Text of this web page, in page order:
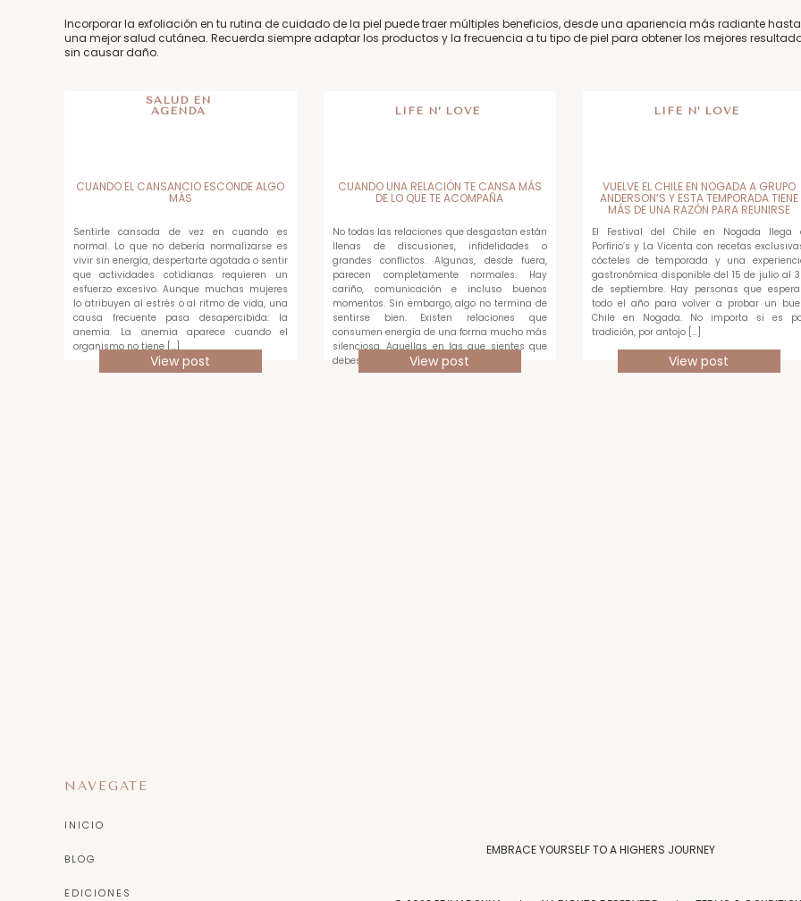
Incorporar la exfoliación en tu rutina de cuidado de la piel puede traer múltiples beneficios, desde una apariencia más radiante hasta
una mejor salud cutánea. Recuerda siempre adaptar los productos y la frecuencia a tu tipo de piel para obtener los mejores
sin causar daño.
SALUD EN
AGENDA
CUANDO EL CANSANCIO ESCONDE ALGO
MÁS
Sentirte cansada de vez en cuando es
normal. Lo que no debería normalizarse es
vivir sin energía, despertarte agotada o sentir
que actividades cotidianas requieren un
esfuerzo excesivo. Aunque muchas mujeres
lo atribuyen al estrés o al ritmo de vida, una
causa frecuente pasa desapercibida: la
anemia. La anemia aparece cuando el
organismo no tiene […]
View post
LIFE N’ LOVE
CUANDO UNA RELACIÓN TE CANSA MÁS
DE LO QUE TE ACOMPAÑA
No todas las relaciones que desgastan están
llenas de discusiones, infidelidades o
grandes conflictos. Algunas, desde fuera,
parecen completamente normales. Hay
cariño, comunicación e incluso buenos
momentos. Sin embargo, algo no termina de
sentirse bien. Existen relaciones que
consumen energía de una forma mucho más
silenciosa. Aquellas en las que sientes que
debes medir cada […]View post
LIFE N’ LOVE
VUELVE EL CHILE EN NOGADA A GRUPO
ANDERSON’S Y ESTA TEMPORADA TIENE
MÁS DE UNA RAZÓN PARA REUNIRSE
El Festival del Chile en Nogada llega
Porfirio’s y La Vicenta con recetas
cócteles de temporada y una
gastronómica disponible del 15 de julio al
de septiembre. Hay personas que
todo el año para volver a probar un
Chile en Nogada. No importa si es
tradición, por antojo […]
View post
NAVEGATE
INICIO
BLOG
EDICIONES
EMBRACE YOURSELF TO A HIGHERS JOURNEY